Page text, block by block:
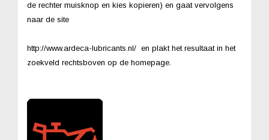
de rechter muisknop en kies kopieren) en gaat vervolgens
naar de site
http://www.ardeca-lubricants.nl/ en plakt het resultaat in het
zoekveld rechtsboven op de homepage.